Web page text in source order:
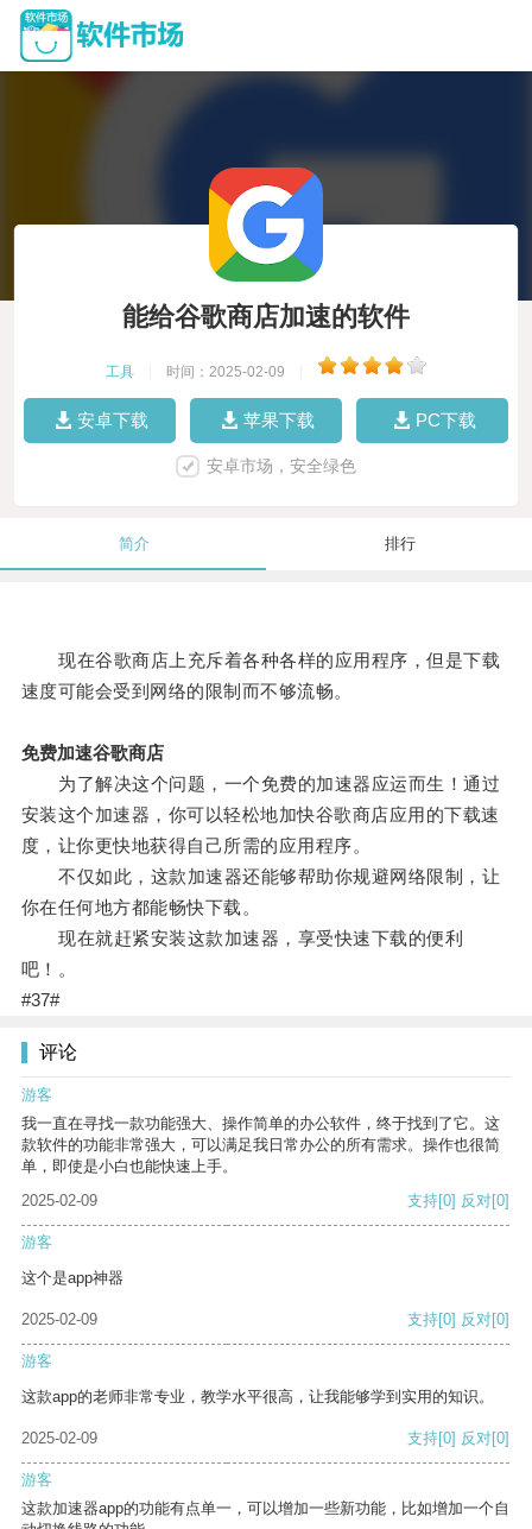
能给谷歌商店加速的软件
工具 时间：2025-02-09
安卓下载 苹果下载 PC下载
安卓市场，安全绿色
简介 排行
现在谷歌商店上充斥着各种各样的应用程序，但是下载
速度可能会受到网络的限制而不够流畅。
免费加速谷歌商店
为了解决这个问题，一个免费的加速器应运而生！通过
安装这个加速器，你可以轻松地加快谷歌商店应用的下载速
度，让你更快地获得自己所需的应用程序。
不仅如此，这款加速器还能够帮助你规避网络限制，让
你在任何地方都能畅快下载。
现在就赶紧安装这款加速器，享受快速下载的便利
吧！。
#37#
评论
游客
我一直在寻找一款功能强大、操作简单的办公软件，终于找到了它。这
款软件的功能非常强大，可以满足我日常办公的所有需求。操作也很简
单，即使是小白也能快速上手。
2025-02-09
支持[0] 反对[0]
游客
这个是app神器
2025-02-09 支持[0] 反对[0]
游客
这款app的老师非常专业，教学水平很高，让我能够学到实用的知识。
2025-02-09 支持[0] 反对[0]
游客
这款加速器app的功能有点单一，可以增加一些新功能，比如增加一个自